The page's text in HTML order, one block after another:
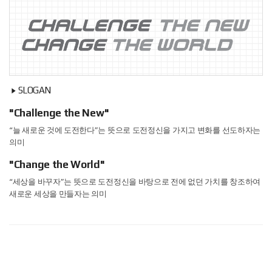
SLOGAN
"Challenge the New"
“늘 새로운 것에 도전한다”는 뜻으로 도전정신을 가지고 변화를 선도하자는
의미
"Change the World"
“세상을 바꾸자”는 뜻으로 도전정신을 바탕으로 전에 없던 가치를 창조하여
새로운 세상을 만들자는 의미